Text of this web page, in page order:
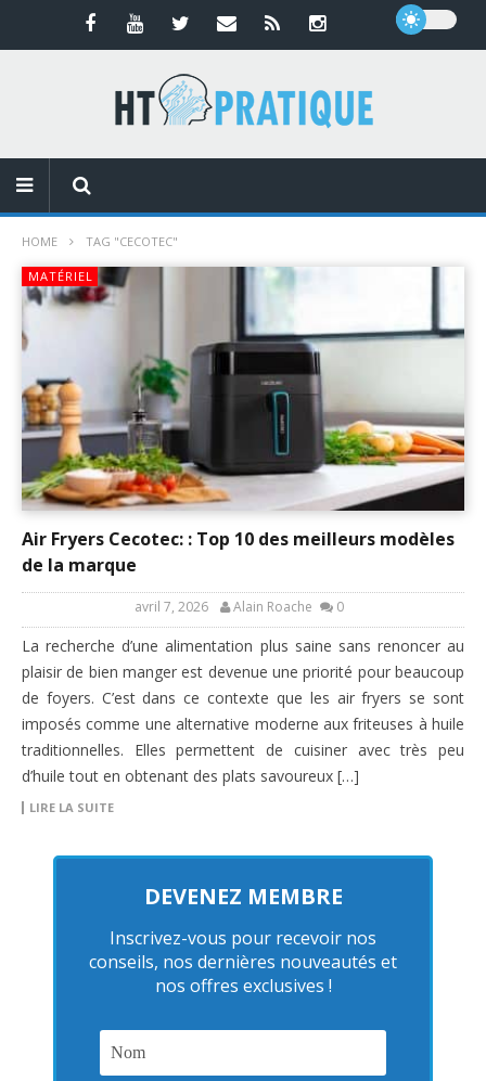
HOME TAG "CECOTEC"
MATÉRIEL
Air Fryers Cecotec: : Top 10 des meilleurs modèles
de la marque
avril 7, 2026 Alain Roache 0
La recherche d’une alimentation plus saine sans renoncer au
plaisir de bien manger est devenue une priorité pour beaucoup
de foyers. C’est dans ce contexte que les air fryers se sont
imposés comme une alternative moderne aux friteuses à huile
traditionnelles. Elles permettent de cuisiner avec très peu
d’huile tout en obtenant des plats savoureux […]
LIRE LA SUITE
DEVENEZ MEMBRE
Inscrivez-vous pour recevoir nos
conseils, nos dernières nouveautés et
nos offres exclusives !